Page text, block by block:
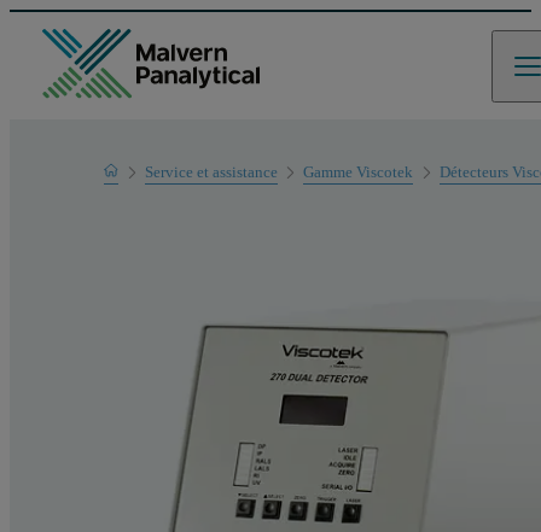
HomeService et assistance
Support produit
Gamme Viscotek Détecteurs